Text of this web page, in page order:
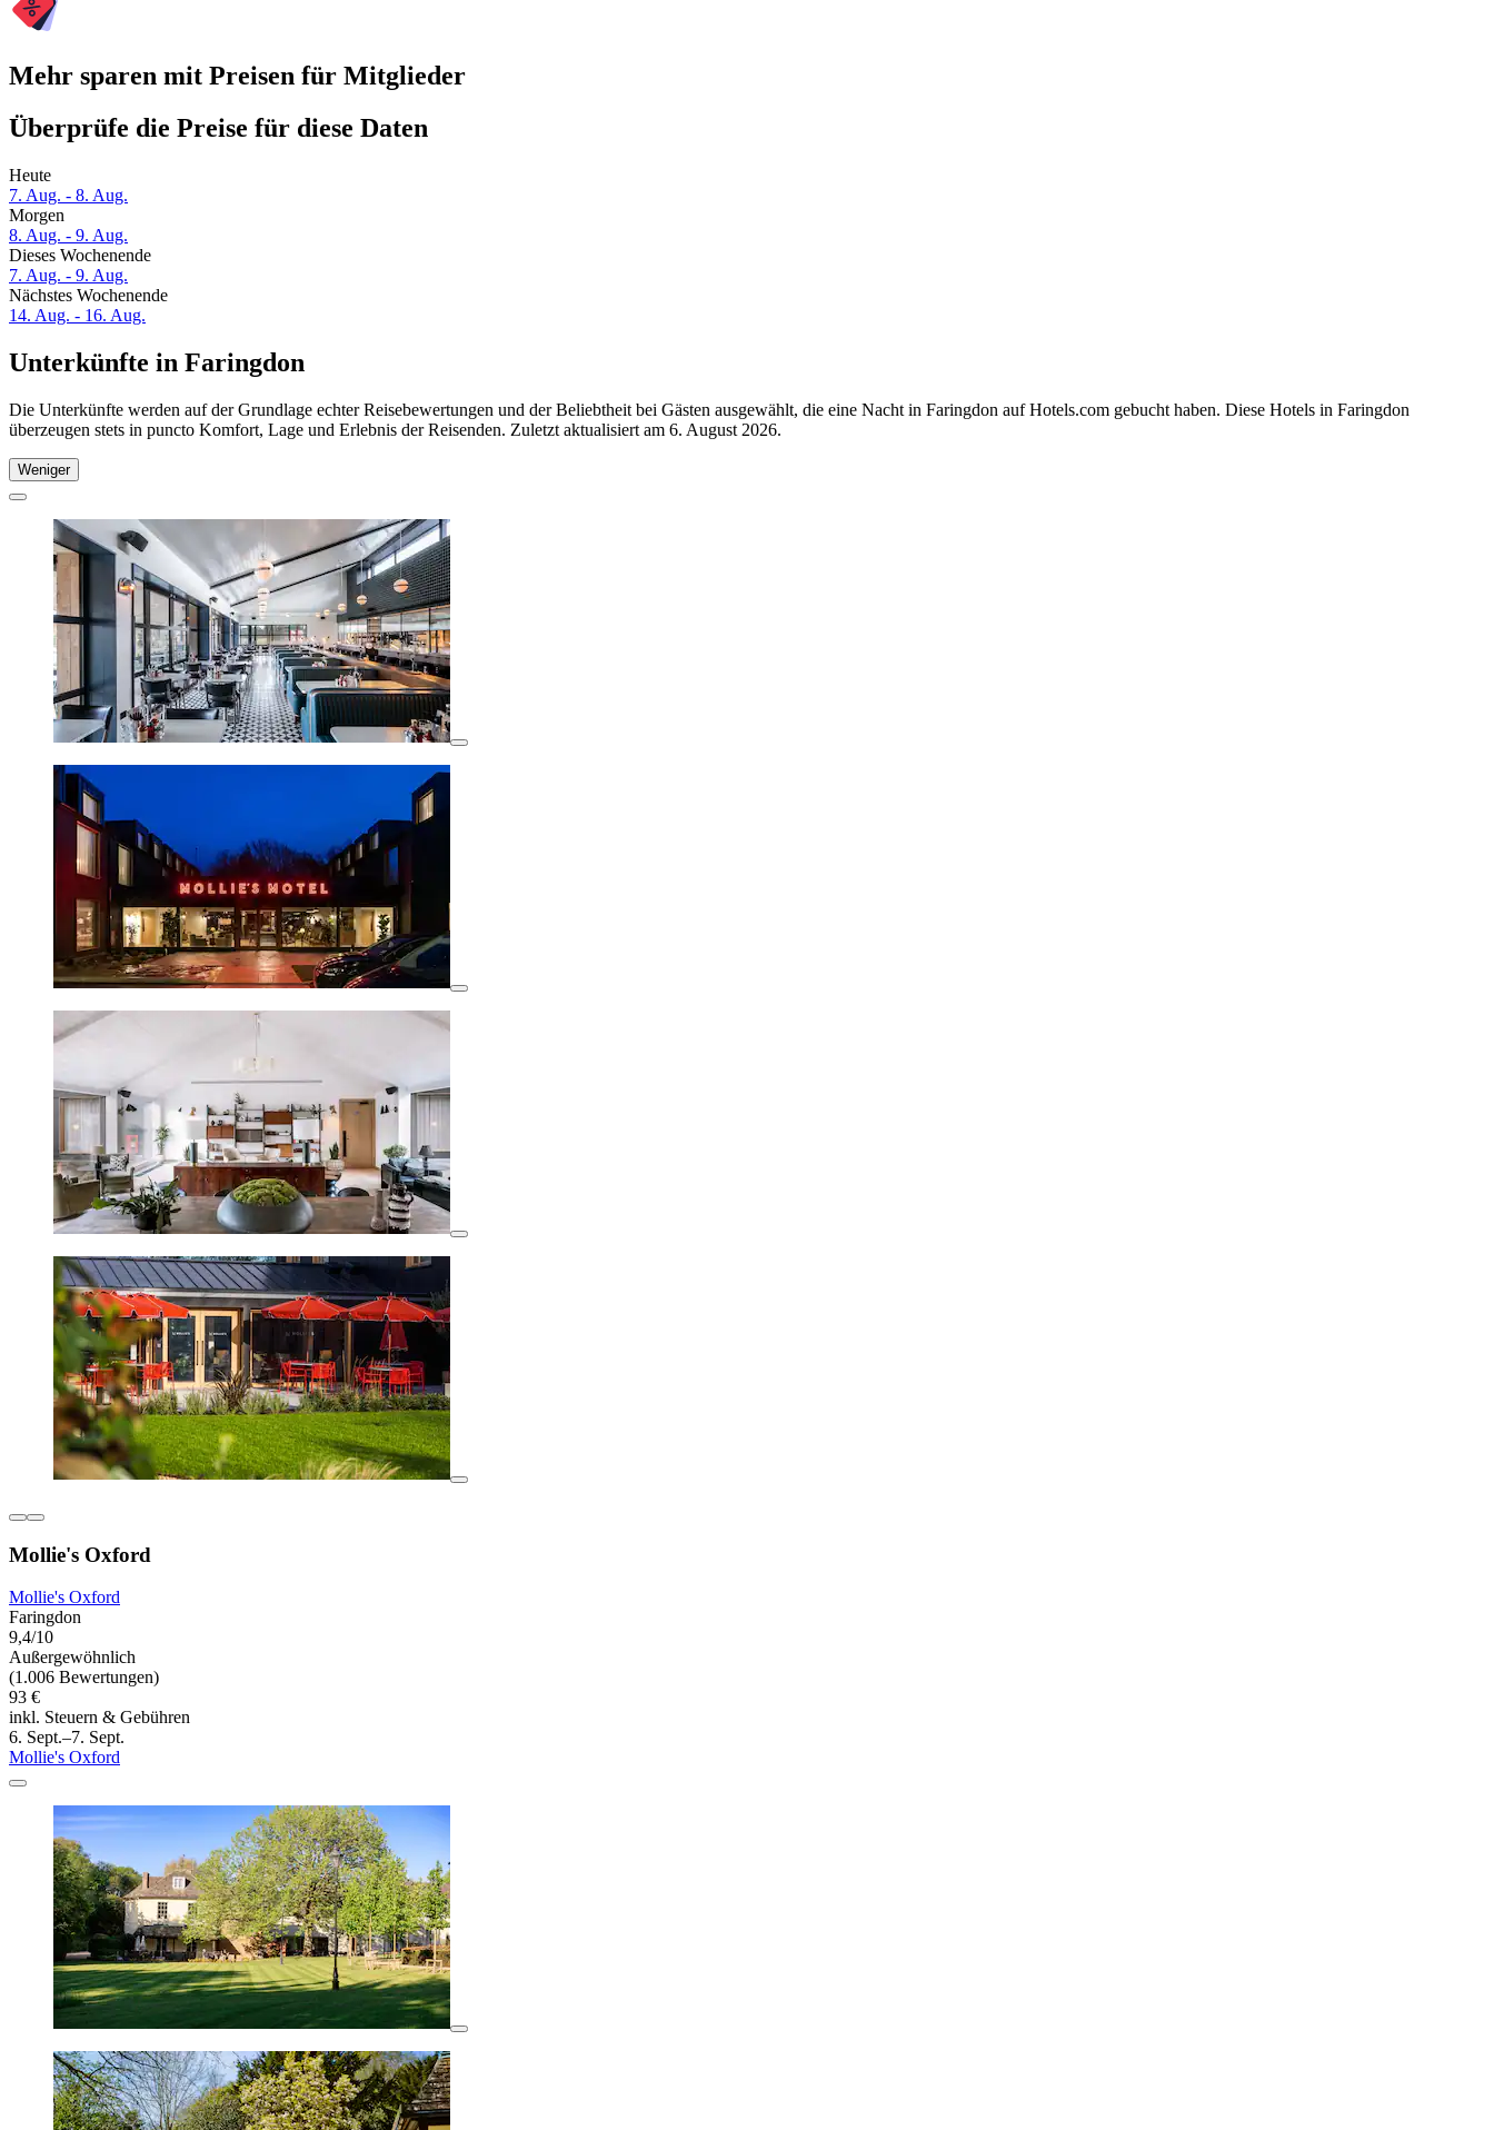
Mehr sparen mit Preisen für Mitglieder
Überprüfe die Preise für diese Daten
Heute
7. Aug. - 8. Aug.
Morgen
8. Aug. - 9. Aug.
Dieses Wochenende
7. Aug. - 9. Aug.
Nächstes Wochenende
14. Aug. - 16. Aug.
Unterkünfte in Faringdon
Die Unterkünfte werden auf der Grundlage echter Reisebewertungen und der Beliebtheit bei Gästen ausgewählt, die eine Nacht in Faringdon auf Hotels.com gebucht haben. Diese Hotels in Faringdon
überzeugen stets in puncto Komfort, Lage und Erlebnis der Reisenden. Zuletzt aktualisiert am 6. August 2026.
Weniger
Mollie's Oxford
Mollie's Oxford
Faringdon
9,4/10
Außergewöhnlich
(1.006 Bewertungen)
93 €
inkl. Steuern & Gebühren
6. Sept.–7. Sept.
Mollie's Oxford